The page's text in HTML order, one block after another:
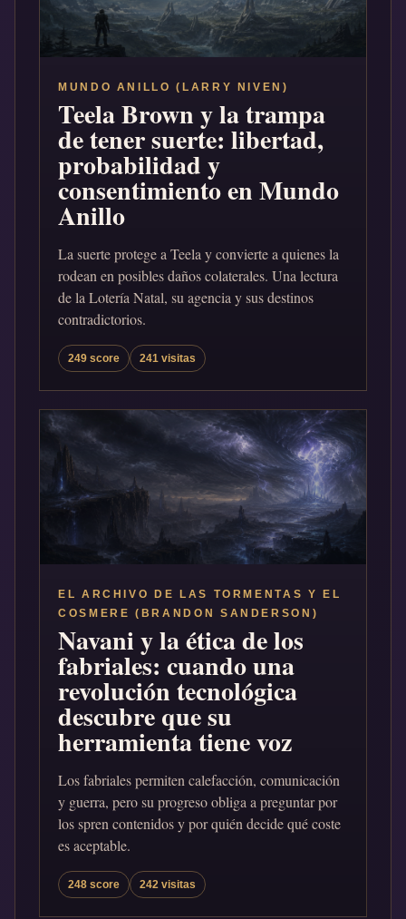
MUNDO ANILLO (LARRY NIVEN)
Teela Brown y la trampa
de tener suerte: libertad,
probabilidad y
consentimiento en Mundo
Anillo
La suerte protege a Teela y convierte a quienes la
rodean en posibles daños colaterales. Una lectura
de la Lotería Natal, su agencia y sus destinos
contradictorios.
249 score 241 visitas
EL ARCHIVO DE LAS TORMENTAS Y EL
COSMERE (BRANDON SANDERSON)
Navani y la ética de los
fabriales: cuando una
revolución tecnológica
descubre que su
herramienta tiene voz
Los fabriales permiten calefacción, comunicación
y guerra, pero su progreso obliga a preguntar por
los spren contenidos y por quién decide qué coste
es aceptable.
248 score 242 visitas